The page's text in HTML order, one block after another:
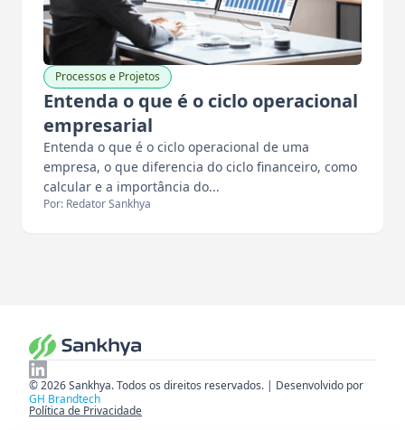
Processos e Projetos
Entenda o que é o ciclo operacional
empresarial
Entenda o que é o ciclo operacional de uma
empresa, o que diferencia do ciclo financeiro, como
calcular e a importância do...
Por: Redator Sankhya
© 2026 Sankhya. Todos os direitos reservados. | Desenvolvido por
GH Brandtech
Política de Privacidade